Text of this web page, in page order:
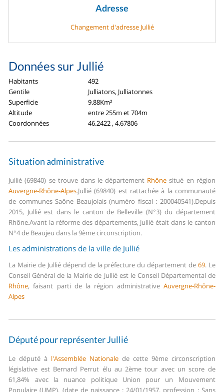
Adresse
Changement d'adresse Jullié
Données sur Jullié
Habitants
492
Gentile
Julliatons, Julliatonnes
Superficie
9.88Km²
Altitude
entre 255m et 704m
Coordonnées
46.2422 , 4.67806
Situation administrative
Jullié (69840) se trouve dans le département Rhône situé en région
Auvergne-Rhône-Alpes.Jullié (69840) est rattachée à la communauté
de communes Saône Beaujolais (numéro fiscal : 200040541).Depuis
2015, Jullié est dans le canton de Belleville (N°3) du département
Rhône.Avant la réforme des départements, Jullié était dans le canton
N°4 de Beaujeu dans la 9ème circonscription.
Les administrations de la ville de Jullié
La Mairie de Jullié dépend de la préfecture du département de 69.Le
Conseil Général de la Mairie de Jullié est le Conseil Départemental de
Rhône, faisant parti de la région administrative Auvergne-Rhône-
Alpes
Député pour représenter Jullié
Le député à l'Assemblée Nationale de cette 9ème circonscription
législative est Bernard Perrut élu au 2ème tour avec un score de
61,84% avec la nuance politique Union pour un Mouvement